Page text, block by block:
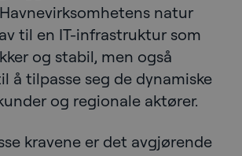
natur
til en IT-infrastruktur som
og stabil, men også
å tilpasse seg de dynamiske
og regionale aktører.
kravene er det avgjørende